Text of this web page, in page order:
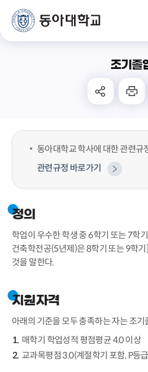
조기졸
동아대학교 학사에 대한 관련규
관련규정 바로가기
정의
학업이 우수한 학생 중 6학기 또는 7학
건축학전공(5년제)은 8학기 또는 9학
것을 말한다.
지원자격
아래의 기준을 모두 충족하는 자는 조기
매학기 학업성적 평점평균 4.0 이상
교과목평점 3.0(계절학기 포함, P등